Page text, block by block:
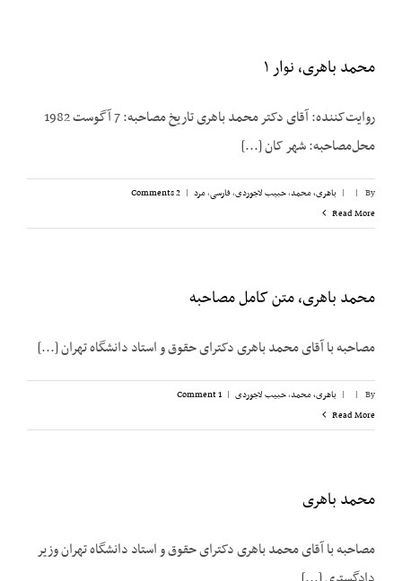
محمد باهری، نوار ۱
روایت‌کننده: آقای دکتر محمد باهری تاریخ مصاحبه: 7 آگوست 1982
محل‌مصاحبه: شهر کان [...]
By
|
| باهری، محمد,حبیب لاجوردی,فارسی,مرد |
2 Comments
Read More
محمد باهری، متن کامل مصاحبه
مصاحبه با آقای محمد باهری دکترای حقوق و استاد دانشگاه تهران [...]
By
|
| باهری، محمد,حبیب لاجوردی |
1 Comment
Read More
محمد باهری
مصاحبه با آقای محمد باهری دکترای حقوق و استاد دانشگاه تهران وزیر